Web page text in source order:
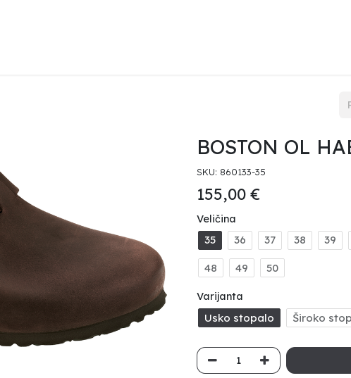
BOSTON OL
SKU: 860133-35
155,00 €
Veličina
35 36 37 38 39
48 49 50
Varijanta
Usko stopalo Široko